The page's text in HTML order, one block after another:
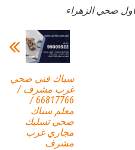
صحي الزهراء
سباك فني صحي
غرب مشرف /
66817766 /
معلم سباك
صحي تسليك
مجاري غرب
مشرف